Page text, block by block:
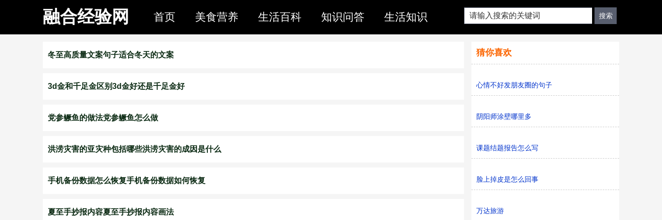
融合经验网 首页 美食营养 生活百科 知识问答 生活知识
冬至高质量文案句子适合冬天的文案
3d金和千足金区别3d金好还是千足金好
党参鳜鱼的做法党参鳜鱼怎么做
洪涝灾害的亚灾种包括哪些洪涝灾害的成因是什么
手机备份数据怎么恢复手机备份数据如何恢复
夏至手抄报内容夏至手抄报内容画法
猜你喜欢
心情不好发朋友圈的句子
阴阳师涂壁哪里多
课题结题报告怎么写
脸上掉皮是怎么回事
万达旅游